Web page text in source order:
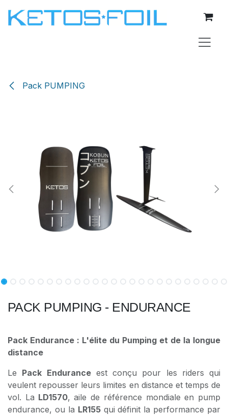
Pack PUMPING
PACK PUMPING - ENDURANCE
Pack Endurance : L'élite du Pumping et de la longue
distance
Le Pack Enduranceest conçu pour les riders qui
veulent repousser leurs limites en distance et temps de
vol. La LD1570, aile de référence mondiale en pump
endurance, ou la LR155qui définit la performance par